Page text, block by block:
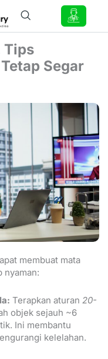
Tips
Segar
membuat mata
nyaman:
Terapkan aturan 20-
objek sejauh ~6
Ini membantu
kelelahan.